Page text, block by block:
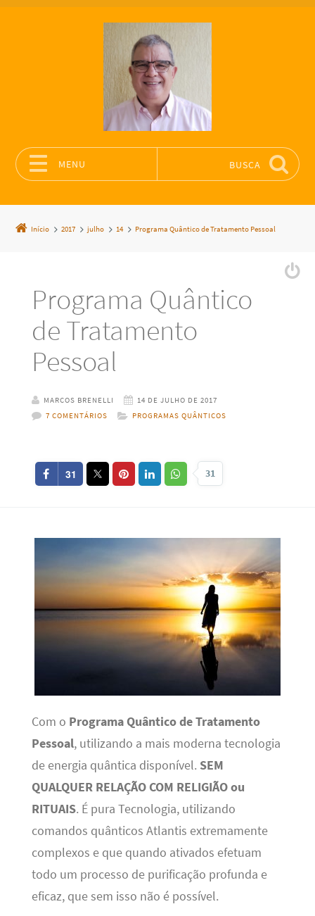
MENU BUSCA
Início 2017 julho 14 Programa Quântico de Tratamento Pessoal
Programa Quântico
de Tratamento
Pessoal
MARCOS BRENELLI
14 DE JULHO DE 2017
7 COMENTÁRIOS
PROGRAMAS QUÂNTICOS
31 31
Com o Programa Quântico de Tratamento
Pessoal, utilizando a mais moderna tecnologia
de energia quântica disponível. SEM
QUALQUER RELAÇÃO COM RELIGIÃO ou
RITUAIS. É pura Tecnologia, utilizando
comandos quânticos Atlantis extremamente
complexos e que quando ativados efetuam
todo um processo de purificação profunda e
eficaz, que sem isso não é possível.